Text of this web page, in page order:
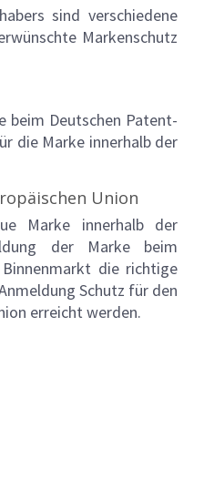
sind verschiedene
Markenschutz
beim Deutschen Patent-
die Marke innerhalb der
Union
Marke innerhalb der
der Marke beim
die richtige
Schutz für den
erreicht werden.